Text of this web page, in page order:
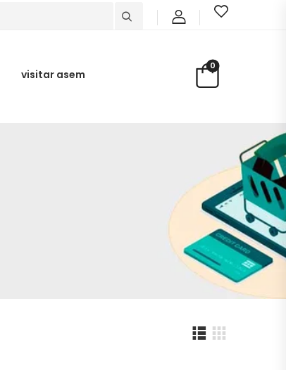
visitar asem
0